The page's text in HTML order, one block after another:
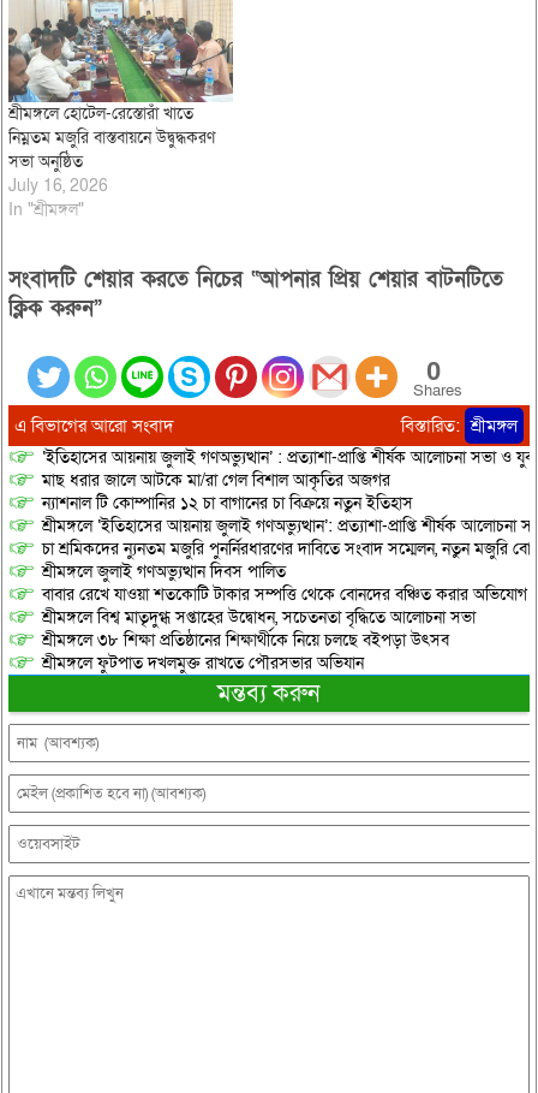
শ্রীমঙ্গলে হোটেল-রেস্তোরাঁ খাতে
নিম্নতম মজুরি বাস্তবায়নে উদ্বুদ্ধকরণ
সভা অনুষ্ঠিত
July 16, 2026
In "শ্রীমঙ্গল"
সংবাদটি শেয়ার করতে নিচের “আপনার প্রিয় শেয়ার বাটনটিতে
ক্লিক করুন”
0
Shares
এ বিভাগের আরো সংবাদ বিস্তারিত: শ্রীমঙ্গল
‘ইতিহাসের আয়নায় জুলাই গণঅভ্যুত্থান’ : প্রত্যাশা-প্রাপ্তি শীর্ষক আলোচনা সভা ও
মাছ ধরার জালে আটকে মা/রা গেল বিশাল আকৃতির অজগর
ন্যাশনাল টি কোম্পানির ১২ চা বাগানের চা বিক্রয়ে নতুন ইতিহাস
শ্রীমঙ্গলে ‘ইতিহাসের আয়নায় জুলাই গণঅভ্যুত্থান’: প্রত্যাশা-প্রাপ্তি শীর্ষক আলোচনা
চা শ্রমিকদের ন্যুনতম মজুরি পুনর্নিরধারণের দাবিতে সংবাদ সম্মেলন, নতুন মজুরি
শ্রীমঙ্গলে জুলাই গণঅভ্যুত্থান দিবস পালিত
বাবার রেখে যাওয়া শতকোটি টাকার সম্পত্তি থেকে বোনদের বঞ্চিত করার অভিযোগ
শ্রীমঙ্গলে বিশ্ব মাতৃদুগ্ধ সপ্তাহের উদ্বোধন, সচেতনতা বৃদ্ধিতে আলোচনা সভা
শ্রীমঙ্গলে ৩৮ শিক্ষা প্রতিষ্ঠানের শিক্ষার্থীকে নিয়ে চলছে বইপড়া উৎসব
শ্রীমঙ্গলে ফুটপাত দখলমুক্ত রাখতে পৌরসভার অভিযান
মন্তব্য করুন